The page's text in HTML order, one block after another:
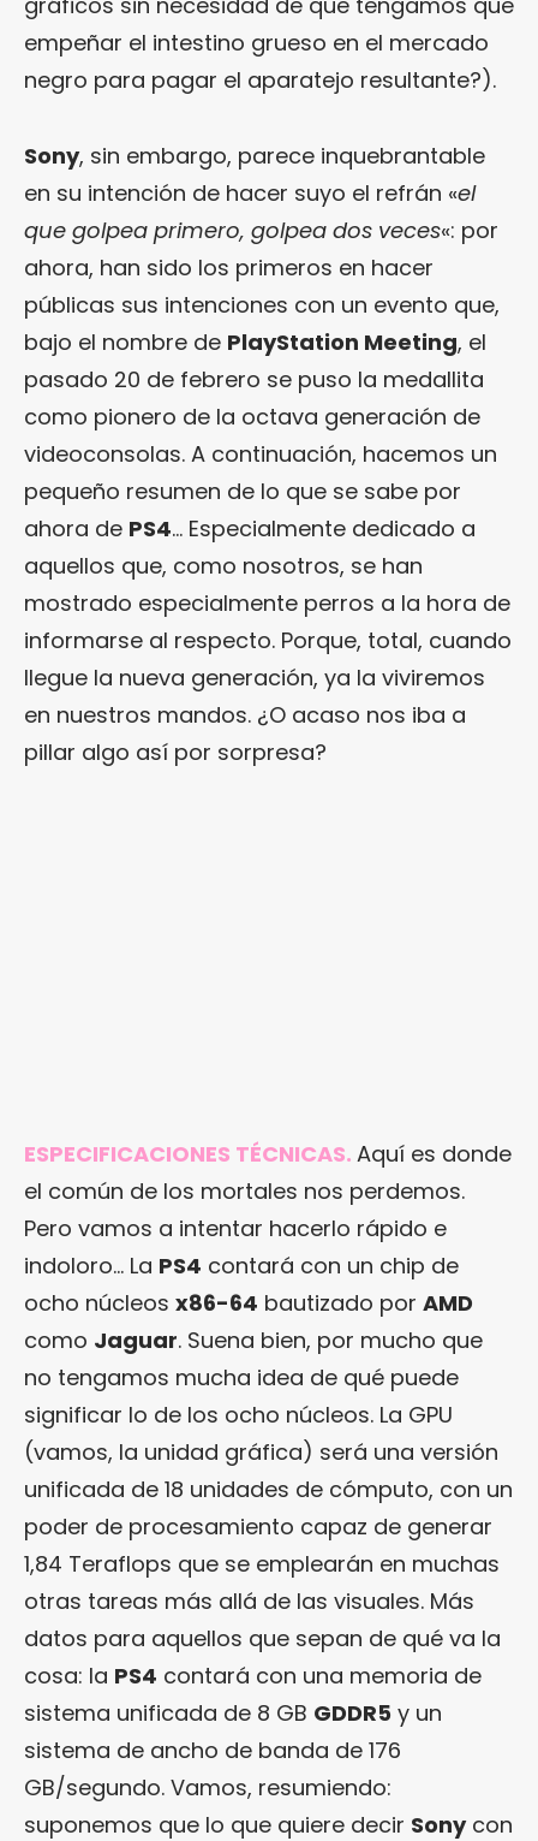
empeñar el intestino grueso en el mercado
negro para pagar el aparatejo resultante?).
Sony, sin embargo, parece inquebrantable
en su intención de hacer suyo el refrán «el
que golpea primero, golpea dos veces«: por
ahora, han sido los primeros en hacer
públicas sus intenciones con un evento que,
bajo el nombre de PlayStation Meeting, el
pasado 20 de febrero se puso la medallita
como pionero de la octava generación de
videoconsolas. A continuación, hacemos un
pequeño resumen de lo que se sabe por
ahora de PS4… Especialmente dedicado a
aquellos que, como nosotros, se han
mostrado especialmente perros a la hora de
informarse al respecto. Porque, total, cuando
llegue la nueva generación, ya la viviremos
en nuestros mandos. ¿O acaso nos iba a
pillar algo así por sorpresa?
ESPECIFICACIONES TÉCNICAS. Aquí es donde
el común de los mortales nos perdemos.
Pero vamos a intentar hacerlo rápido e
indoloro… La PS4 contará con un chip de
ocho núcleos x86-64 bautizado por AMD
como Jaguar. Suena bien, por mucho que
no tengamos mucha idea de qué puede
significar lo de los ocho núcleos. La GPU
(vamos, la unidad gráfica) será una versión
unificada de 18 unidades de cómputo, con un
poder de procesamiento capaz de generar
1,84 Teraflops que se emplearán en muchas
otras tareas más allá de las visuales. Más
datos para aquellos que sepan de qué va la
cosa: la PS4 contará con una memoria de
sistema unificada de 8 GB GDDR5 y un
sistema de ancho de banda de 176
GB/segundo. Vamos, resumiendo:
suponemos que lo que quiere decir Sonycon